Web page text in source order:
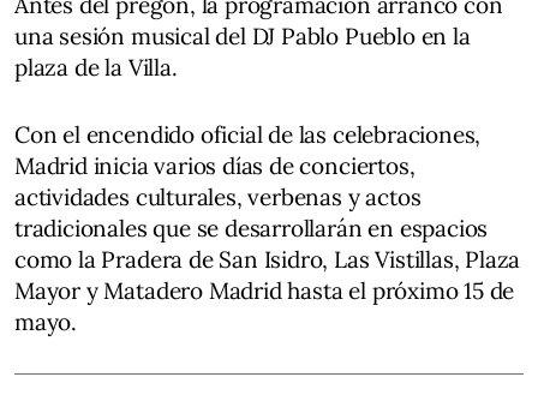
una sesión musical del DJ Pablo Pueblo en la
plaza de la Villa.
Con el encendido oficial de las celebraciones,
Madrid inicia varios días de conciertos,
actividades culturales, verbenas y actos
tradicionales que se desarrollarán en espacios
como la Pradera de San Isidro, Las Vistillas, Plaza
Mayor y Matadero Madrid hasta el próximo 15 de
mayo.